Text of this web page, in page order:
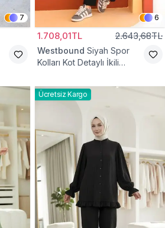
7 6
1.708,01TL 2.643,68TL
Westbound Siyah Spor
Kolları Kot Detaylı İkili
Ücretsiz Kargo